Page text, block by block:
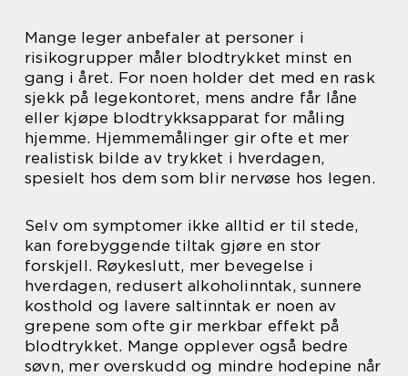
Mange leger anbefaler at personer i
risikogrupper måler blodtrykket minst en
gang i året. For noen holder det med en rask
sjekk på legekontoret, mens andre får låne
eller kjøpe blodtrykksapparat for måling
hjemme. Hjemmemålinger gir ofte et mer
realistisk bilde av trykket i hverdagen,
spesielt hos dem som blir nervøse hos legen.
Selv om symptomer ikke alltid er til stede,
kan forebyggende tiltak gjøre en stor
forskjell. Røykeslutt, mer bevegelse i
hverdagen, redusert alkoholinntak, sunnere
kosthold og lavere saltinntak er noen av
grepene som ofte gir merkbar effekt på
blodtrykket. Mange opplever også bedre
søvn, mer overskudd og mindre hodepine når